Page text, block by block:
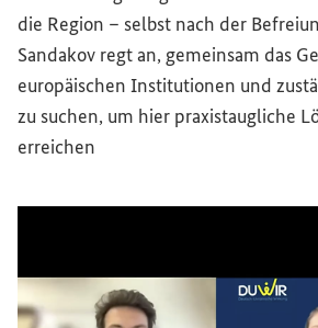
die Region – selbst nach der
Sandakov regt an, gemeinsam das
europäischen Institutionen und
zu suchen, um hier praxistaugliche
erreichen